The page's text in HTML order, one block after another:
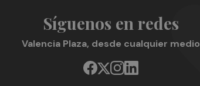
Síguenos en redes
Valencia Plaza, desde cualquier medio